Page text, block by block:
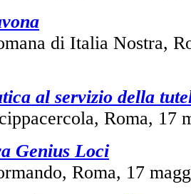
di Italia Nostra,
al servizio della
Roma, 17
Genius Loci
Roma, 17